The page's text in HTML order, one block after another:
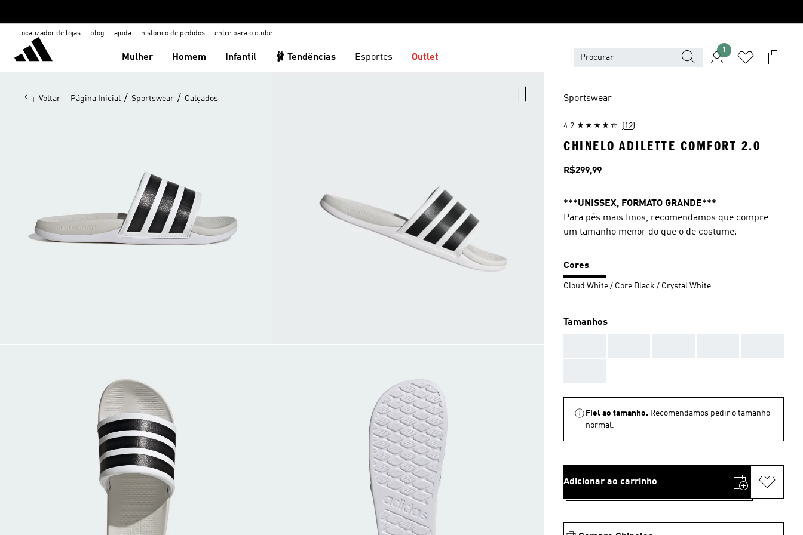
localizador de lojas blog ajuda histórico de pedidos entre para o clube
Mulher Homem Infantil 🩰 Tendências Esportes Outlet
1
Voltar Página Inicial / Sportswear / Calçados Sportswear
4.2 (12)
CHINELO ADILETTE COMFORT 2.0
Preço
R$299,99
***UNISSEX, FORMATO GRANDE***
Para pés mais finos, recomendamos que compre
um tamanho menor do que o de costume.
Cores
Cloud White / Core Black / Crystal White
Tamanhos
Fiel ao tamanho. Recomendamos pedir o tamanho
normal.
Adicionar ao carrinho